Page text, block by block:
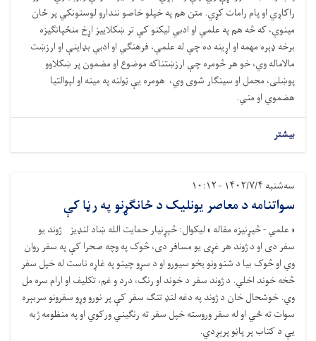
راکاږي او پام رامات کړي. متن هم په خپلو خاصو نندارو لوستونکي پر ځان
مینوي، که څه هم په علمي او ادبي لیکنو کې تر ښکلاییز اړخ منځپانګیزه
برخه ډېره مهمه او اړینه ده چې له علمي، فرهنګي او ادبي بډاینې او ارزښت
مالاماله وي، خو هر څومره چې ارزښتناکه موضوع او مضمون پر ښکلاوو
پوښلی، مجمل او سینګار شوی وي، هومره یې ټولنه په مینه او لېوالتیا
هضموي او مني.
بیشتر
سه‌شنبه ۱۴۰۲/۷/۴ - ۱۰:۱۲
سواتنامه د معاصر یونليک د ځانګړنو په رڼا کې
« علمي - څیړنیزه مقاله » لیکوال: څېړنیار حمایت الله ښاد لنډیز ژوند یو
سفر دی او د ژوند هر غړی یو مسافر دی، څوک په وچه صحرا کې په سفر روان
وي او څوک بیا د شنو ونو یخو سیورو او د سړو چینو په غاړه ناست له خپل سفر
څخه خوند اخلي. د ژوند سفر د خوند او رنګ، درد و غم، تکلیف او ارام سره مل
وي. خوشحال خان د ژوند په دغه لنډ تنګ سفر کې پر نورو وړو سفرونو سربېره
سوات ته ځي او له سفر وروسته خپل سفر ته رنګیني ورکوي او په منظومه ژبه
یې د کتاب پر پاڼو پرېږدي.